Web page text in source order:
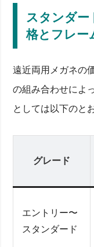
スタンダー
格とフレー
遠近両用メガネの
の組み合わせによ
としては以下のと
グレード
エントリー〜
スタンダード
乱視も補正で
組み
老眼鏡との違
あなたの症状チ
加齢による老
乱視がひどい
眼科での検査
値段は高い？両
を比較【眼鏡市
スタンダード
JINSとJINS
ゾフの人気モ
デメリットも知